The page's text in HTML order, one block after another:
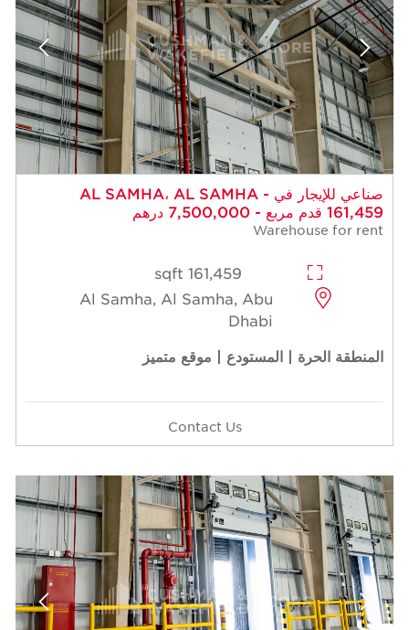
صناعي للإيجار في AL SAMHA، AL SAMHA -
161,459 قدم مربع - 7,500,000 درهم
Warehouse for rent
161,459 sqft
Al Samha, Al Samha, Abu
Dhabi
المنطقة الحرة | المستودع | موقع متميز
Contact Us